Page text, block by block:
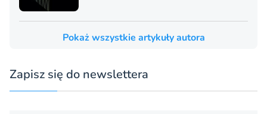
Pokaż wszystkie artykuły autora
Zapisz się do newslettera